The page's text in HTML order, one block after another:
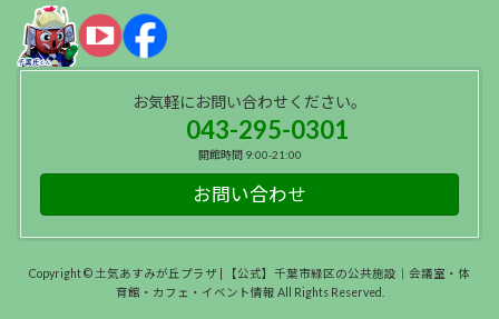
お気軽にお問い合わせください。
043-295-0301
開館時間 9:00-21:00
お問い合わせ
Copyright © 土気あすみが丘プラザ | 【公式】千葉市緑区の公共施設｜会議室・体
育館・カフェ・イベント情報 All Rights Reserved.